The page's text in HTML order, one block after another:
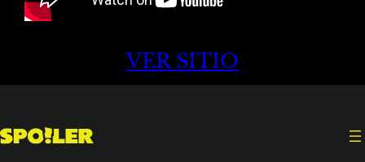
VER SITIO